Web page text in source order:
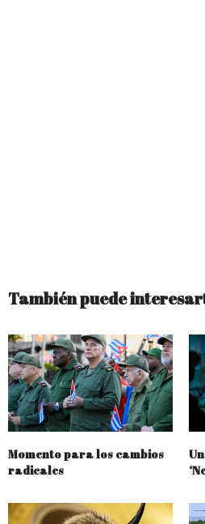
También puede
Momento para los cambios
radicales